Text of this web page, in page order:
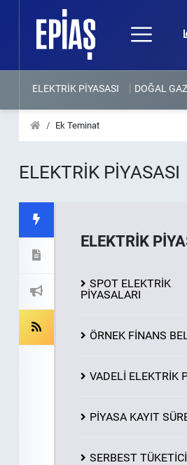
ELEKTRİK PİYASASI DOĞAL
Ek Teminat
ELEKTRİK PİYASASI
ELEKTRİK
SPOT ELEKTRİK
PİYASALARI
ÖRNEK FİNANS
VADELİ ELEKTRİK
PİYASAKAYIT
SERBEST TÜKETİCİ